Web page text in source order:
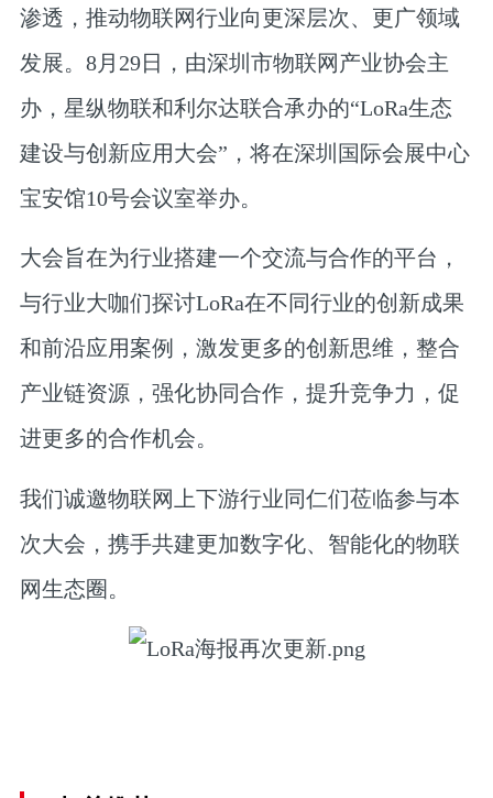
渗透，推动物联网行业向更深层次、更广领域
发展。 8月29日，由深圳市物联网产业协会主
办，星纵物联和利尔达联合承办的“LoRa生态
建设与创新应用大会”，将在深圳国际会展中心
宝安馆10号会议室举办。
大会旨在为行业搭建一个交流与合作的平台，
与行业大咖们探讨LoRa在不同行业的创新成果
和前沿应用案例，激发更多的创新思维，整合
产业链资源，强化协同合作，提升竞争力，促
进更多的合作机会。
我们诚邀物联网上下游行业同仁们莅临参与本
次大会，携手共建更加数字化、智能化的物联
网生态圈。